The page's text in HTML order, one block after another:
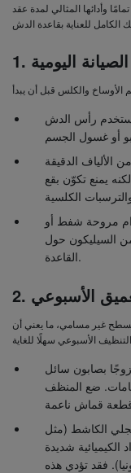
وأدائها المثالي لمدة عقد
الصيانة اليومية
رأس الدش
الدقيقة
يستغرق هذا سوى 10 ثوانٍ، لكنه يمنع تكوّن بقع
مروحة شفط أو
من السيليكون حول
القاعدة.
الأسبوعي
غير مسامي، ما يعني أن
بصابون سائل
ضع المنظف
الكاشط (مثل
شديدة
فقد تؤدي هذه